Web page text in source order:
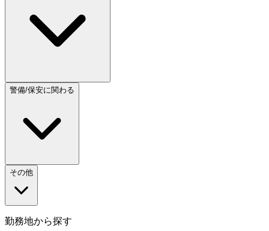
警備/保安に関わる
その他
勤務地から探す